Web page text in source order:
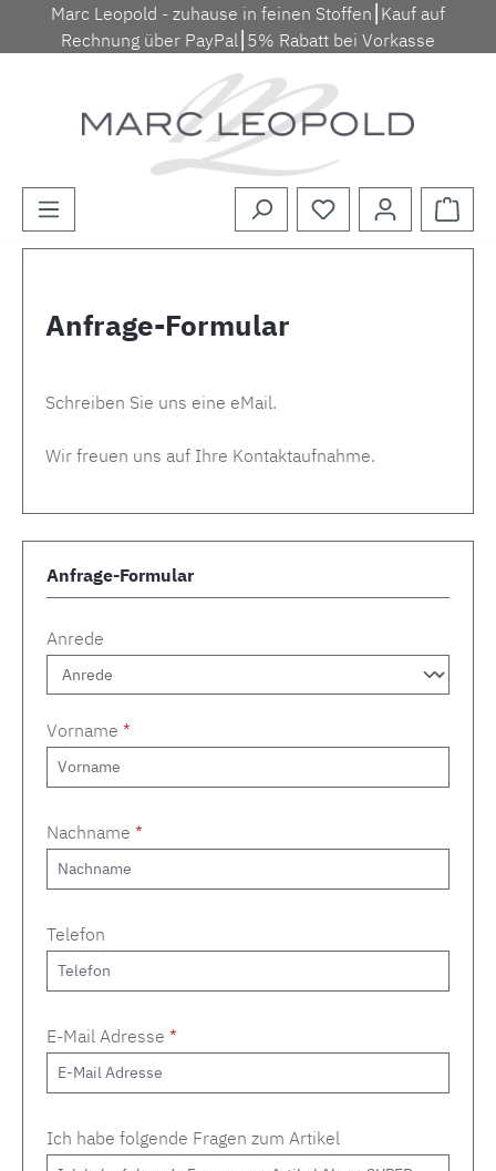
Zum Hauptinhalt springen
Marc Leopold - zuhause in feinen Stoffen⎮Kauf auf
Rechnung über PayPal⎮5% Rabatt bei Vorkasse
Anfrage-Formular
Schreiben Sie uns eine eMail.
Wir freuen uns auf Ihre Kontaktaufnahme.
Anfrage-Formular
Anrede
Vorname *
Nachname *
Telefon
E-Mail Adresse *
Ich habe folgende Fragen zum Artikel